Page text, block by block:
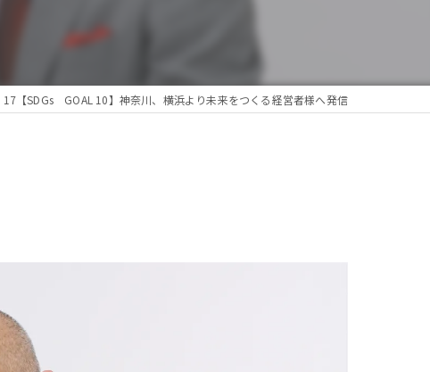
17【SDGs GOAL 10】神奈川、横浜より未来をつくる経営者様へ発信